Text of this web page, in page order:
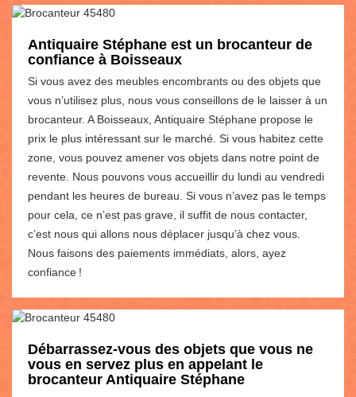
Antiquaire Stéphane est un brocanteur de
confiance à Boisseaux
Si vous avez des meubles encombrants ou des objets que
vous n’utilisez plus, nous vous conseillons de le laisser à un
brocanteur. A Boisseaux, Antiquaire Stéphane propose le
prix le plus intéressant sur le marché. Si vous habitez cette
zone, vous pouvez amener vos objets dans notre point de
revente. Nous pouvons vous accueillir du lundi au vendredi
pendant les heures de bureau. Si vous n’avez pas le temps
pour cela, ce n’est pas grave, il suffit de nous contacter,
c’est nous qui allons nous déplacer jusqu’à chez vous.
Nous faisons des paiements immédiats, alors, ayez
confiance !
Débarrassez-vous des objets que vous ne
vous en servez plus en appelant le
brocanteur Antiquaire Stéphane